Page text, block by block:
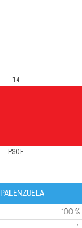
PSOE
14
100 %